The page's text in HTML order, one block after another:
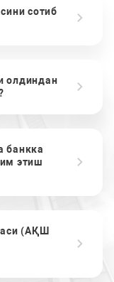
сотиб
олдиндан
банкка
этиш
(АҚШ